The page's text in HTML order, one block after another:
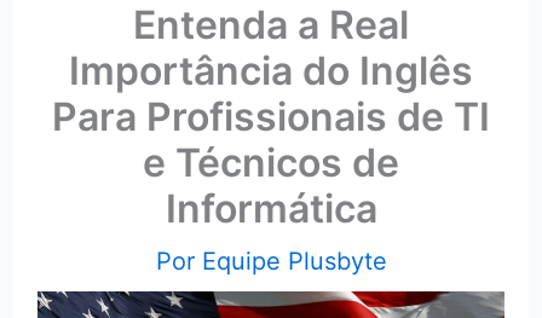
Entenda a Real
Importância do Inglês
Para Profissionais de TI
e Técnicos de
Informática
Por Equipe Plusbyte